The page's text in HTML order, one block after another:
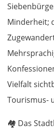
Minderheit;
Vielfalt
Tourismus-
🏘️ Das